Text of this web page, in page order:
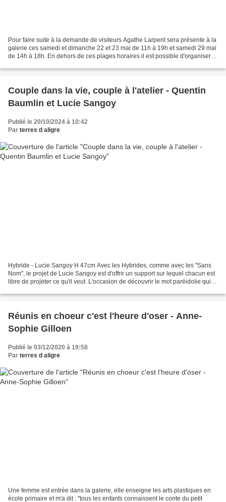
Pour faire suite à la demande de visiteurs Agathe Larpent sera présente à la
galerie ces samedi et dimanche 22 et 23 mai de 11h à 19h et samedi 29 mai
de 14h à 18h. En dehors de ces plages horaires il est possible d'organiser
Couple dans la vie, couple à l'atelier - Quentin
Baumlin et Lucie Sangoy
Publié le 20/10/2024 à 10:42
Par terres d aligre
Hybride - Lucie Sangoy H 47cm Avec les Hybrides, comme avec les "Sans
Nom", le projet de Lucie Sangoy est d'offrir un support sur lequel chacun est
libre de projeter ce qu'il veut. L'occasion de découvrir le mot paréidolie qui
Réunis en choeur c'est l'heure d'oser - Anne-
Sophie Gilloen
Publié le 03/12/2020 à 19:58
Par terres d aligre
Une femme est entrée dans la galerie, elle enseigne les arts plastiques en
école primaire et m'a dit : "tous les enfants connaissent le conte du petit